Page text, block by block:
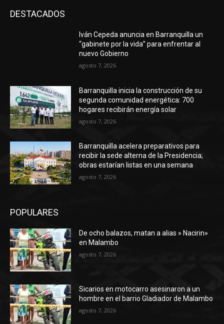
DESTACADOS
Iván Cepeda anuncia en Barranquilla un
“gabinete por la vida” para enfrentar al
nuevo Gobierno
agosto 7, 2026
Barranquilla inicia la construcción de su
segunda comunidad energética: 700
hogares recibirán energía solar
agosto 7, 2026
Barranquilla acelera preparativos para
recibir la sede alterna de la Presidencia;
obras estarían listas en una semana
agosto 7, 2026
POPULARES
De ocho balazos, matan a alias » Nacirin»
en Malambo
agosto 7, 2026
Sicarios en motocarro asesinaron a un
hombre en el barrio Gladiador de Malambo
agosto 7, 2026